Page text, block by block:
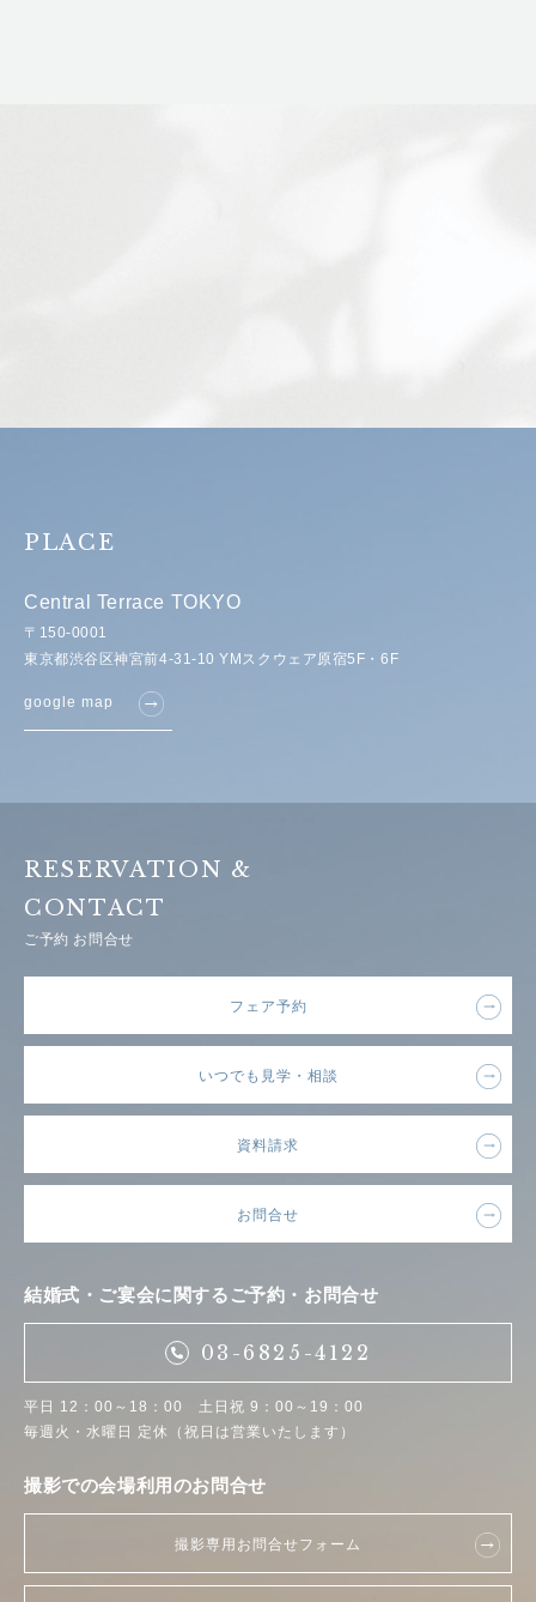
PLACE
Central Terrace TOKYO
〒150-0001
東京都渋谷区神宮前4-31-10 YMスクウェア原宿5F・6F
google map
RESERVATION &
CONTACT
ご予約 お問合せ
フェア予約
いつでも見学・相談
資料請求
お問合せ
結婚式・ご宴会に関するご予約・お問合せ
03-6825-4122
平日 12：00～18：00 土日祝 9：00～19：00
毎週火・水曜日 定休（祝日は営業いたします）
撮影での会場利用のお問合せ
撮影専用お問合せフォーム